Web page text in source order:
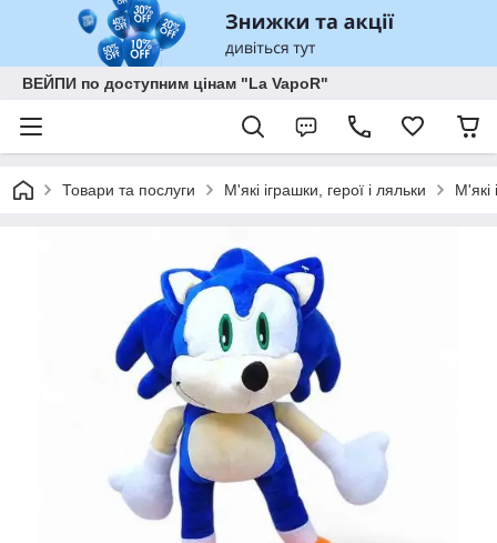
ВЕЙПИ по доступним цінам "La VapoR"
Товари та послуги М'які іграшки, герої і ляльки М'які